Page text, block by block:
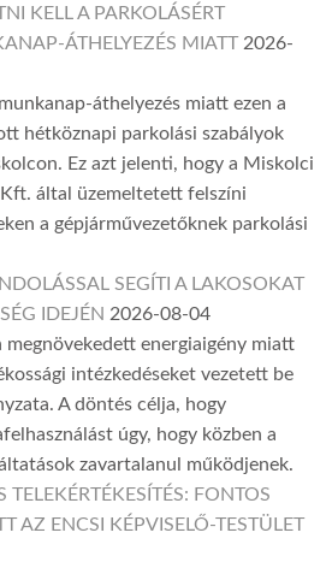
KELL A PARKOLÁSÉRT
ÁTHELYEZÉS MIATT 2026-
áthelyezés miatt ezen a
hétköznapi parkolási szabályok
Ez azt jelenti, hogy a Miskolci
által üzemeltetett felszíni
a gépjárművezetőknek parkolási
SEGÍTI A LAKOSOKAT
IDEJÉN 2026-08-04
megnövekedett energiaigény miatt
intézkedéseket vezetett be
A döntés célja, hogy
úgy, hogy közben a
zavartalanul működjenek.
FONTOS
AZ ENCSI KÉPVISELŐ-TESTÜLET